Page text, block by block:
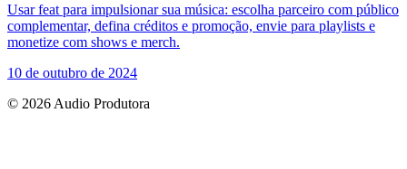
Usar feat para impulsionar sua música: escolha parceiro com público
complementar, defina créditos e promoção, envie para playlists e
monetize com shows e merch.
10 de outubro de 2024
© 2026 Audio Produtora